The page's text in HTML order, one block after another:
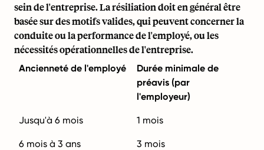
sein de l'entreprise. La résiliation doit en général être
basée sur des motifs valides, qui peuvent concerner la
conduite ou la performance de l'employé, ou les
nécessités opérationnelles de l'entreprise.
Ancienneté de l'employé
Durée minimale de
préavis (par
l'employeur)
Jusqu'à 6 mois 1 mois
6 mois à 3 ans 3 mois